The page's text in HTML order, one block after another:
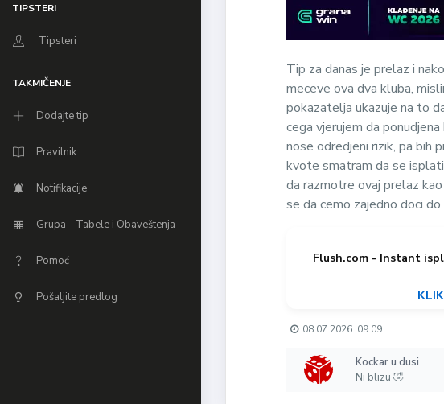
TIPSTERI
Tipsteri
TAKMIČENJE
Dodajte tip
Pravilnik
Notifikacije
Grupa - Tabele i Obaveštenja
Pomoć
Pošaljite predlog
Tip za danas je prelaz i
meceve ova dva kluba,
pokazatelja ukazuje na to
cega vjerujem da
nose odredjeni rizik, pa bih
kvote smatram da se
da razmotre ovaj prelaz
se da cemo zajedno doci
Flush.com - Instant
08.07.2026. 09:09
Kockar u dusi
Ni blizu 🤣